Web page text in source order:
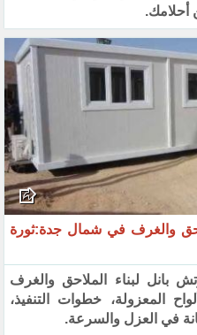
أحلامك.
والغرف في شمال جدة:ثورة
بانل لبناء الملاحق والغرف
المعزولة، خطوات التنفيذ،
في العزل والسرعة.